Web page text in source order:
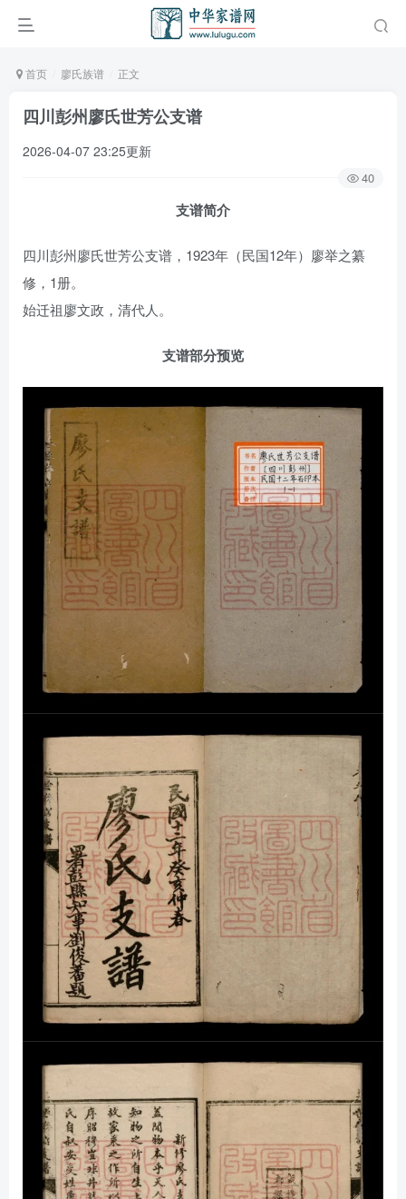
首页 廖氏族谱 正文
四川彭州廖氏世芳公支谱
2026-04-07 23:25更新
40
支谱简介
四川彭州廖氏世芳公支谱，1923年（民国12年）廖举之纂
修，1册。
始迁祖廖文政，清代人。
支谱部分预览